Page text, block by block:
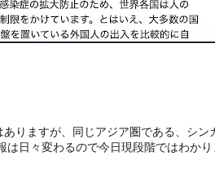
りますが、同じアジア圏である、シ
は日々変わるので今日現段階ではわか